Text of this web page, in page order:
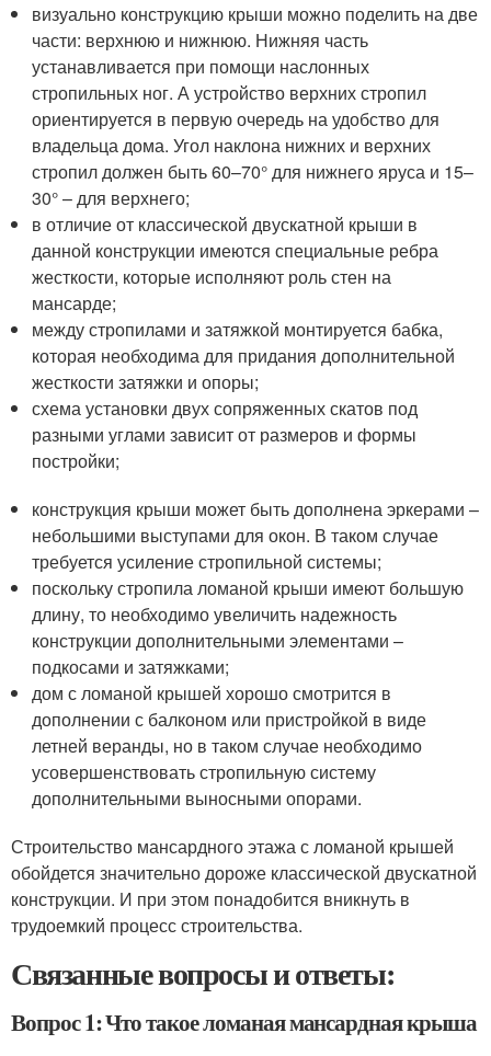
визуально конструкцию крыши можно поделить на две
части: верхнюю и нижнюю. Нижняя часть
устанавливается при помощи наслонных
стропильных ног. А устройство верхних стропил
ориентируется в первую очередь на удобство для
владельца дома. Угол наклона нижних и верхних
стропил должен быть 60–70° для нижнего яруса и 15–
30° – для верхнего;
в отличие от классической двускатной крыши в
данной конструкции имеются специальные ребра
жесткости, которые исполняют роль стен на
мансарде;
между стропилами и затяжкой монтируется бабка,
которая необходима для придания дополнительной
жесткости затяжки и опоры;
схема установки двух сопряженных скатов под
разными углами зависит от размеров и формы
постройки;
конструкция крыши может быть дополнена эркерами –
небольшими выступами для окон. В таком случае
требуется усиление стропильной системы;
поскольку стропила ломаной крыши имеют большую
длину, то необходимо увеличить надежность
конструкции дополнительными элементами –
подкосами и затяжками;
дом с ломаной крышей хорошо смотрится в
дополнении с балконом или пристройкой в виде
летней веранды, но в таком случае необходимо
усовершенствовать стропильную систему
дополнительными выносными опорами.
Строительство мансардного этажа с ломаной крышей
обойдется значительно дороже классической двускатной
конструкции. И при этом понадобится вникнуть в
трудоемкий процесс строительства.
Связанные вопросы и ответы:
Вопрос 1: Что такое ломаная мансардная крыша